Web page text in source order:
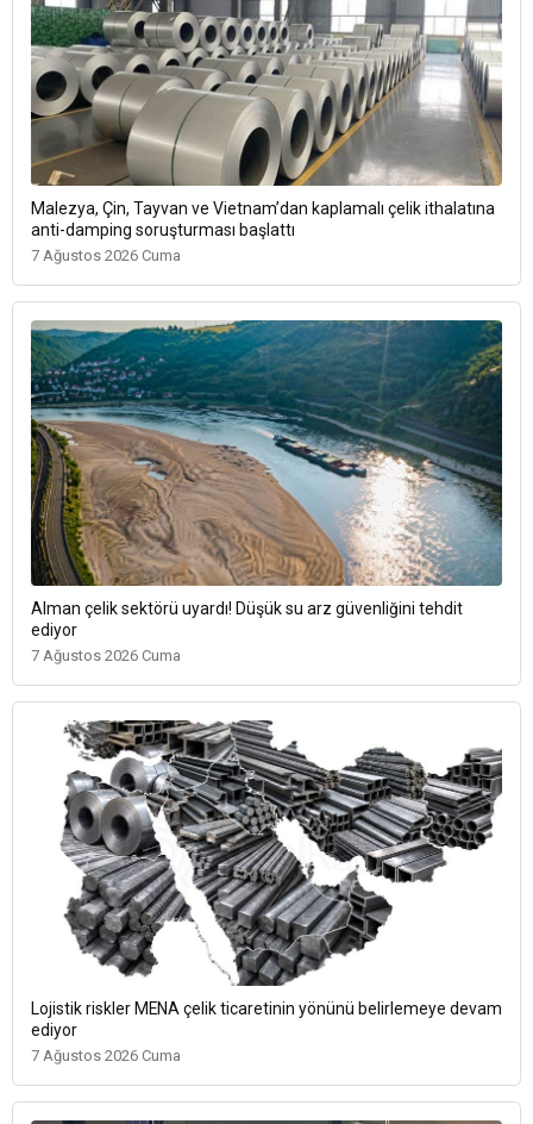
Malezya, Çin, Tayvan ve Vietnam’dan kaplamalı çelik ithalatına
anti-damping soruşturması başlattı
7 Ağustos 2026 Cuma
Alman çelik sektörü uyardı! Düşük su arz güvenliğini tehdit
ediyor
7 Ağustos 2026 Cuma
Lojistik riskler MENA çelik ticaretinin yönünü belirlemeye devam
ediyor
7 Ağustos 2026 Cuma